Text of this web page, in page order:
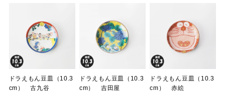
ドラえもん豆皿（10.3
cm） 古九谷
ドラえもん豆皿（10.3
cm） 吉田屋
ドラえもん豆皿（10.3
cm） 赤絵